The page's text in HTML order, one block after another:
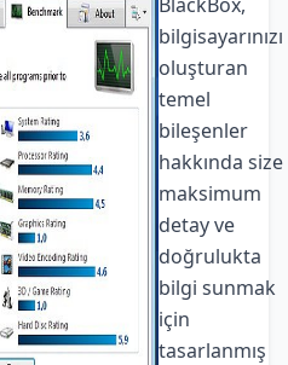
bilgisayarınızı
oluşturan
temel
bileşenler
hakkında size
maksimum
detay ve
doğrulukta
bilgi sunmak
için
tasarlanmış